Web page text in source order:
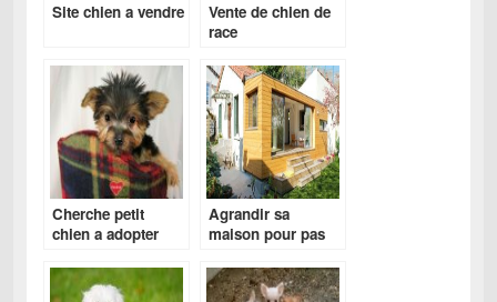
Site chien a vendre
Vente de chien de
race
Cherche petit
chien a adopter
Agrandir sa
maison pour pas